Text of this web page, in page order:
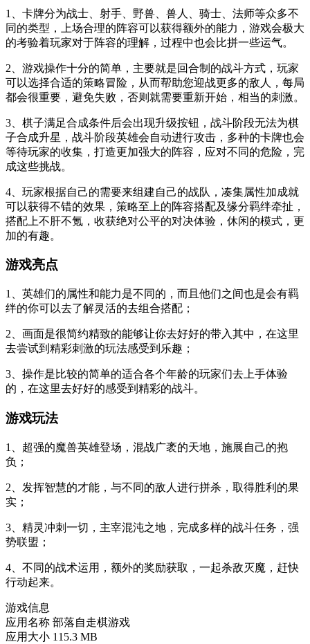
1、卡牌分为战士、射手、野兽、兽人、骑士、法师等众多不
同的类型，上场合理的阵容可以获得额外的能力，游戏会极大
的考验着玩家对于阵容的理解，过程中也会比拼一些运气。
2、游戏操作十分的简单，主要就是回合制的战斗方式，玩家
可以选择合适的策略冒险，从而帮助您迎战更多的敌人，每局
都会很重要，避免失败，否则就需要重新开始，相当的刺激。
3、棋子满足合成条件后会出现升级按钮，战斗阶段无法为棋
子合成升星，战斗阶段英雄会自动进行攻击，多种的卡牌也会
等待玩家的收集，打造更加强大的阵容，应对不同的危险，完
成这些挑战。
4、玩家根据自己的需要来组建自己的战队，凑集属性加成就
可以获得不错的效果，策略至上的阵容搭配及缘分羁绊牵扯，
搭配上不肝不氪，收获绝对公平的对决体验，休闲的模式，更
加的有趣。
游戏亮点
1、英雄们的属性和能力是不同的，而且他们之间也是会有羁
绊的你可以去了解灵活的去组合搭配；
2、画面是很简约精致的能够让你去好好的带入其中，在这里
去尝试到精彩刺激的玩法感受到乐趣；
3、操作是比较的简单的适合各个年龄的玩家们去上手体验
的，在这里去好好的感受到精彩的战斗。
游戏玩法
1、超强的魔兽英雄登场，混战广袤的天地，施展自己的抱
负；
2、发挥智慧的才能，与不同的敌人进行拼杀，取得胜利的果
实；
3、精灵冲刺一切，主宰混沌之地，完成多样的战斗任务，强
势联盟；
4、不同的战术运用，额外的奖励获取，一起杀敌灭魔，赶快
行动起来。
游戏信息
应用名称 部落自走棋游戏
应用大小 115.3 MB